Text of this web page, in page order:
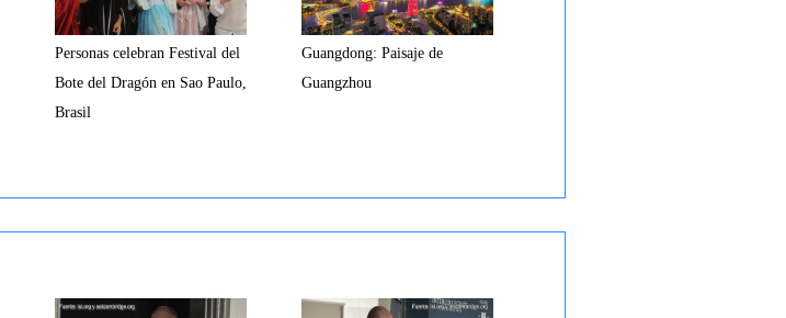
Personas celebran Festival del
Bote del Dragón en Sao Paulo,
Brasil
Guangdong: Paisaje de
Guangzhou